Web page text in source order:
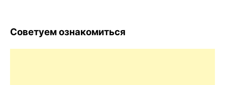
Советуем ознакомиться